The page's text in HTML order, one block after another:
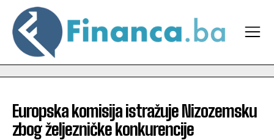
Europska komisija istražuje Nizozemsku
zbog željezničke konkurencije